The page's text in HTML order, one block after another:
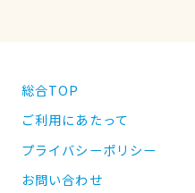
総合TOP
ご利用にあたって
プライバシーポリシー
お問い合わせ